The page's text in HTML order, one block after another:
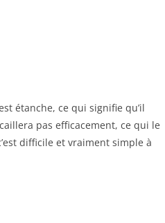
étanche, ce qui signifie qu’il
pas efficacement, ce qui le
difficile et vraiment simple à